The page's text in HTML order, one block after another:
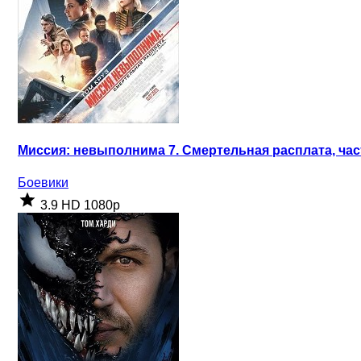
Миссия: невыполнима 7. Смертельная расплата,
Боевики
3.9 HD 1080p